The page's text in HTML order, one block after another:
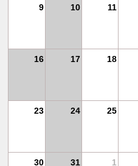
9 10 11
16 17 18
23 24 25
30 31 1